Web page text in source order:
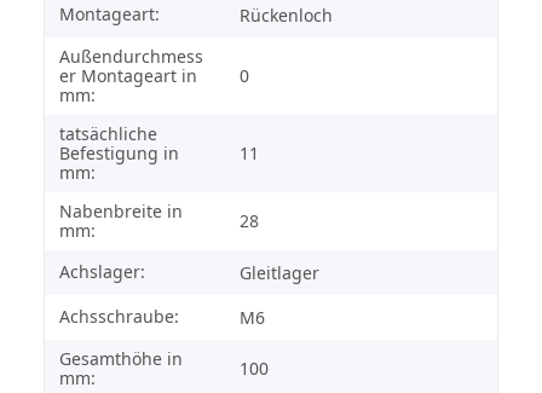
Montageart:
Rückenloch
Außendurchmess
er Montageart in
mm:
0
tatsächliche
Befestigung in
mm:
11
Nabenbreite in
mm:
28
Achslager:
Gleitlager
Achsschraube:
M6
Gesamthöhe in
mm:
100